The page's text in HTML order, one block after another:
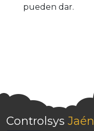
pueden dar.
Controlsys Jaén